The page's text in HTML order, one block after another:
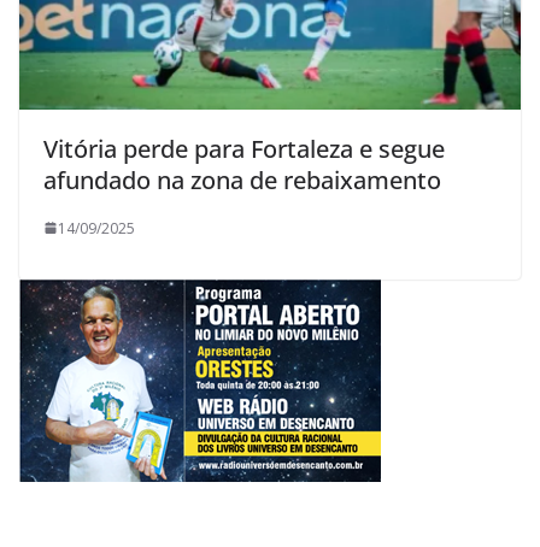
Vitória perde para Fortaleza e segue
afundado na zona de rebaixamento
14/09/2025